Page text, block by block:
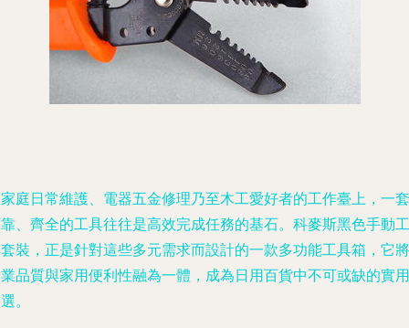
庭日常維護、電器五金修理乃至木工愛好者的工作臺上，一套
、齊全的工具往往是高效完成任務的基石。科麥斯黑色手動工
裝，正是針對這些多元需求而設計的一款多功能工具箱，它將
品質與家用便利性融為一體，成為日用百貨中不可或缺的實用
。